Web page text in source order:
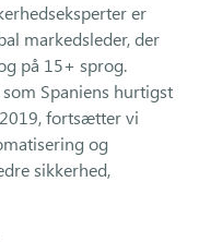
er
markedsleder, der
på 15+ sprog.
Spaniens hurtigst
fortsætter vi
og
sikkerhed,